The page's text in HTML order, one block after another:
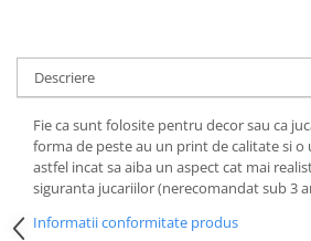
Descriere
Fie ca sunt folosite pentru decor sau ca
forma de peste au un print de calitate si
astfel incat sa aiba un aspect cat mai
siguranta jucariilor (nerecomandat sub 3
Informatii conformitate produs